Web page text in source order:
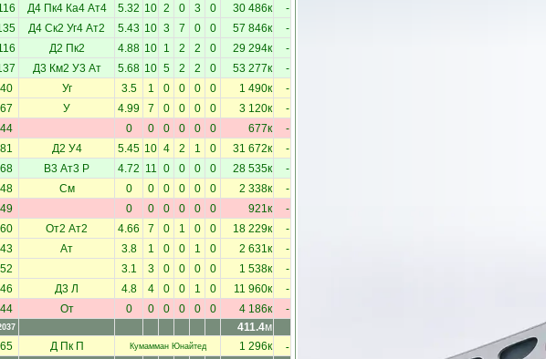
Д4 Пк4 Ка4 Ат4 5.32 10 2 0 3 0 30 486к -
Д4 Ск2 Уг4 Ат2 5.43 10 3 7 0 0 57 846к -
Д2 Пк2 4.88 10 1 2 2 0 29 294к -
Д3 Км2 У3 Ат 5.68 10 5 2 2 0 53 277к -
40 Уг 3.5 1 0 0 0 0 1 490к -
67 У 4.99 7 0 0 0 0 3 120к -
44 0 0 0 0 0 0 677к -
81 Д2 У4 5.45 10 4 2 1 0 31 672к -
68 В3 Ат3 Р 4.72 11 0 0 0 0 28 535к -
48 См 0 0 0 0 0 0 2 338к -
49 0 0 0 0 0 0 921к -
60 От2 Ат2 4.66 7 0 1 0 0 18 229к -
43 Ат 3.8 1 0 0 1 0 2 631к -
52 3.1 3 0 0 0 0 1 538к -
46 Д3 Л 4.8 4 0 0 1 0 11 960к -
44 От 0 0 0 0 0 0 4 186к -
411.4м
65 Д Пк П Кумамман Юнайтед 1 296к -